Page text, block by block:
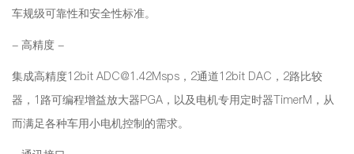
车规级可靠性和安全性标准。
- 高精度 -
集成高精度12bit ADC@1.42Msps，2通道12bit DAC，2路比较
器，1路可编程增益放大器PGA，以及电机专用定时器TimerM，从
而满足各种车用小电机控制的需求。